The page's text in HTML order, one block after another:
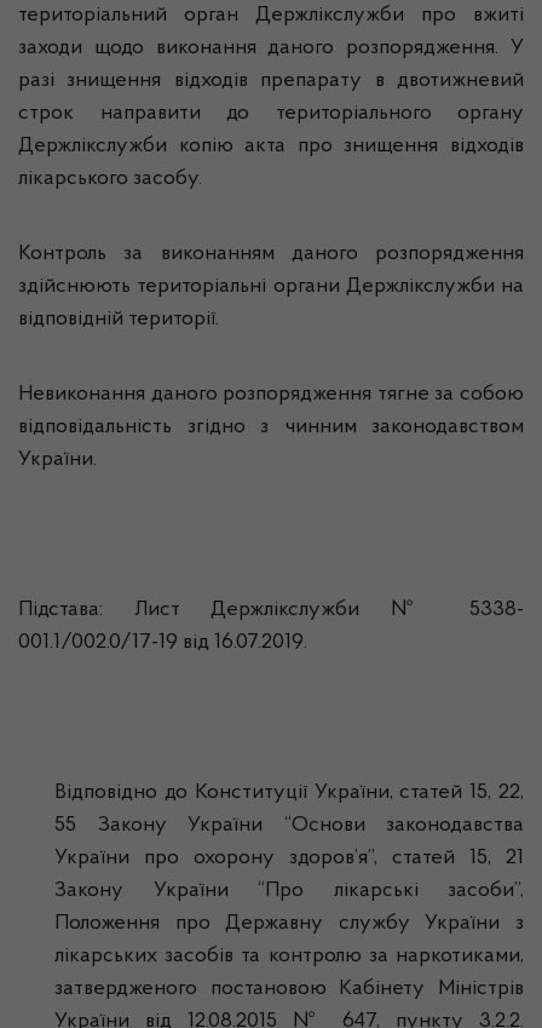
територіальний орган Держлікслужби про вжиті
заходи щодо виконання даного розпорядження. У
разі знищення відходів препарату в двотижневий
строк направити до територіального органу
Держлікслужби копію акта про знищення відходів
лікарського засобу.
Контроль за виконанням даного розпорядження
здійснюють територіальні органи Держлікслужби на
відповідній території.
Невиконання даного розпорядження тягне за собою
відповідальність згідно з чинним законодавством
України.
Підстава: Лист Держлікслужби № 5338-
001.1/002.0/17-19 від 16.07.2019.
Відповідно до Конституції України, статей 15, 22,
55 Закону України “Основи законодавства
України про охорону здоров’я”, статей 15, 21
Закону України “Про лікарські засоби”,
Положення про Державну службу України з
лікарських засобів та контролю за наркотиками,
затвердженого постановою Кабінету Міністрів
України від 12.08.2015 № 647, пункту 3.2.2.